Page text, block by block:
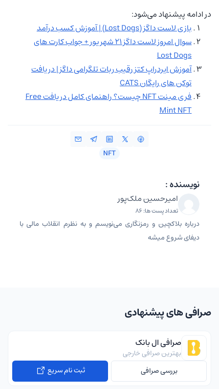
در ادامه پیشنهاد می‌شود:
بازی لاست داگز (Lost Dogs) | آموزش کسب درآمد
سوال امروز لاست داگز 21 شهریور + جواب کارت های
Lost Dogs
آموزش ایردراپ کتز رقیب ربات تلگرامی داگز | دریافت
توکن های رایگان CATS
فری مینت NFT چیست؟ راهنمای کامل دریافت Free
Mint NFT
NFT
نویسنده :
امیرحسین ملک‌پور
تعداد پست ها: 86
درباره بلاکچین و رمزنگاری می‌نویسم و به نظرم انقلاب مالی با
دیفای شروع میشه
صرافی های پیشنهادی
صرافی ال بانک
بهترین صرافی خارجی
بررسی صرافی
ثبت نام سریع